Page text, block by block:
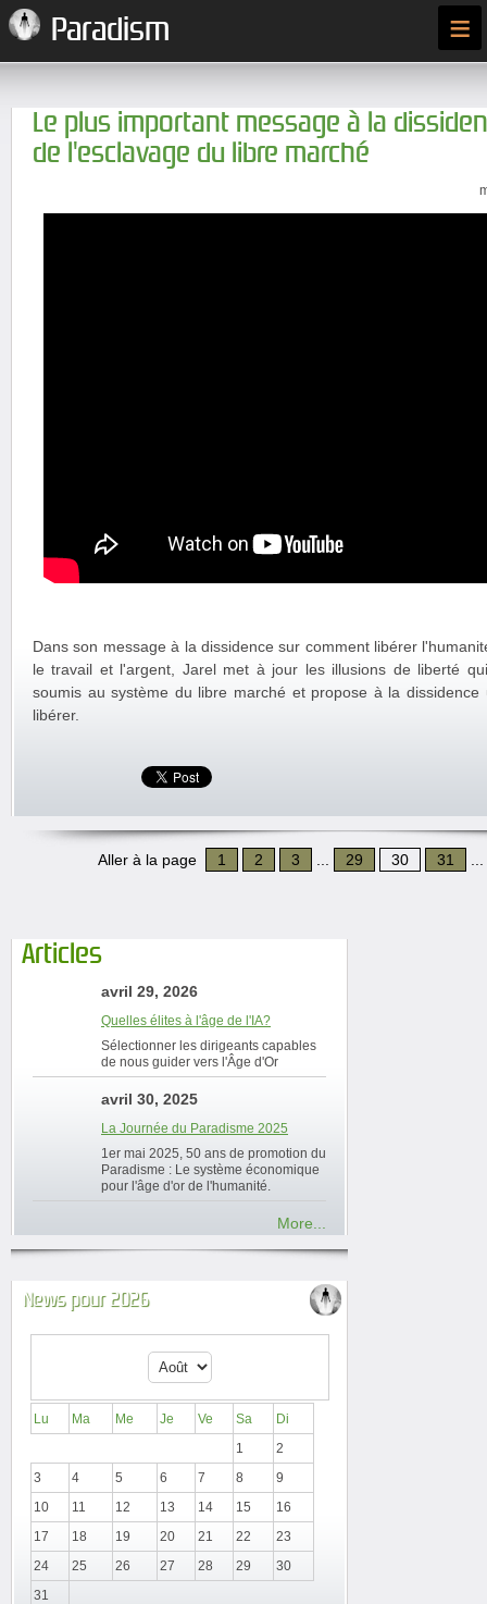
Paradism ≡
Le plus important message à la
de l'esclavage du libre marché
Dans son message à la dissidence sur comment libérer
le travail et l'argent, Jarel met à jour les illusions de liberté
soumis au système du libre marché et propose à la
libérer.
Aller à la page 1 2 3 29 30 31
Articles
avril 29, 2026
Quelles élites à l'âge de l'IA?
Sélectionner les dirigeants capables
de nous guider vers l'Âge d'Or
avril 30, 2025
La Journée du Paradisme 2025
1er mai 2025, 50 ans de promotion du
Paradisme : Le système économique
pour l'âge d'or de l'humanité.
More...
News pour 2026
Lu Ma Me Je Ve Sa
Di
1
2
3
4 5 6 7 8
9
10
11 12 13 14 15
16
17
18 19 20 21 22
23
24
25 26 27 28 29
30
31